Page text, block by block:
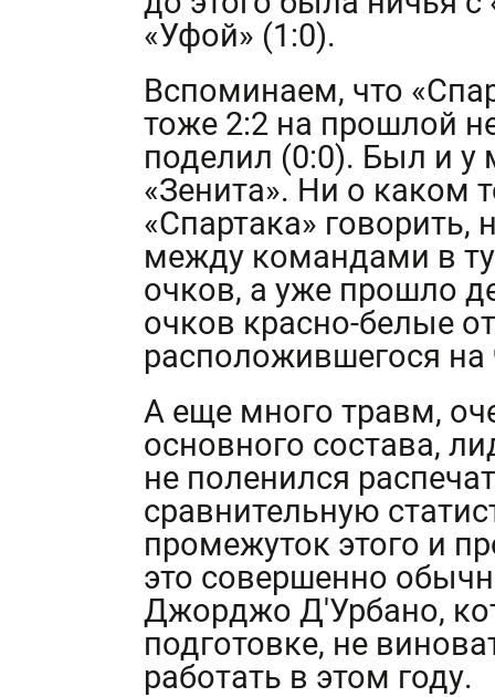
«Уфой» (1:0).
Вспоминаем, что
тоже 2:2 на прошлой
поделил (0:0). Был и у
«Зенита». Ни о каком
«Спартака» говорить,
между командами в
очков, а уже прошло
очков красно-белые
расположившегося на
А еще много травм,
основного состава,
не поленился
сравнительную
промежуток этого и
это совершенно
Джорджо Д'Урбано,
подготовке, не
работать в этом году.